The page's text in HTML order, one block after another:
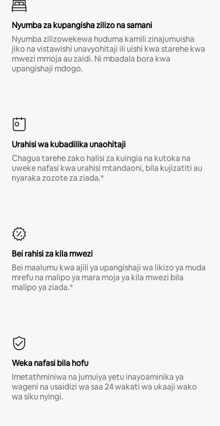
Nyumba za kupangisha zilizo na samani
Nyumba zilizowekewa huduma kamili zinajumuisha
jiko na vistawishi unavyohitaji ili uishi kwa starehe kwa
mwezi mmoja au zaidi. Ni mbadala bora kwa
upangishaji mdogo.
Urahisi wa kubadilika unaohitaji
Chagua tarehe zako halisi za kuingia na kutoka na
uweke nafasi kwa urahisi mtandaoni, bila kujizatiti au
nyaraka zozote za ziada.*
Bei rahisi za kila mwezi
Bei maalumu kwa ajili ya upangishaji wa likizo ya muda
mrefu na malipo ya mara moja ya kila mwezi bila
malipo ya ziada.*
Weka nafasi bila hofu
Imetathminiwa na jumuiya yetu inayoaminika ya
wageni na usaidizi wa saa 24 wakati wa ukaaji wako
wa siku nyingi.